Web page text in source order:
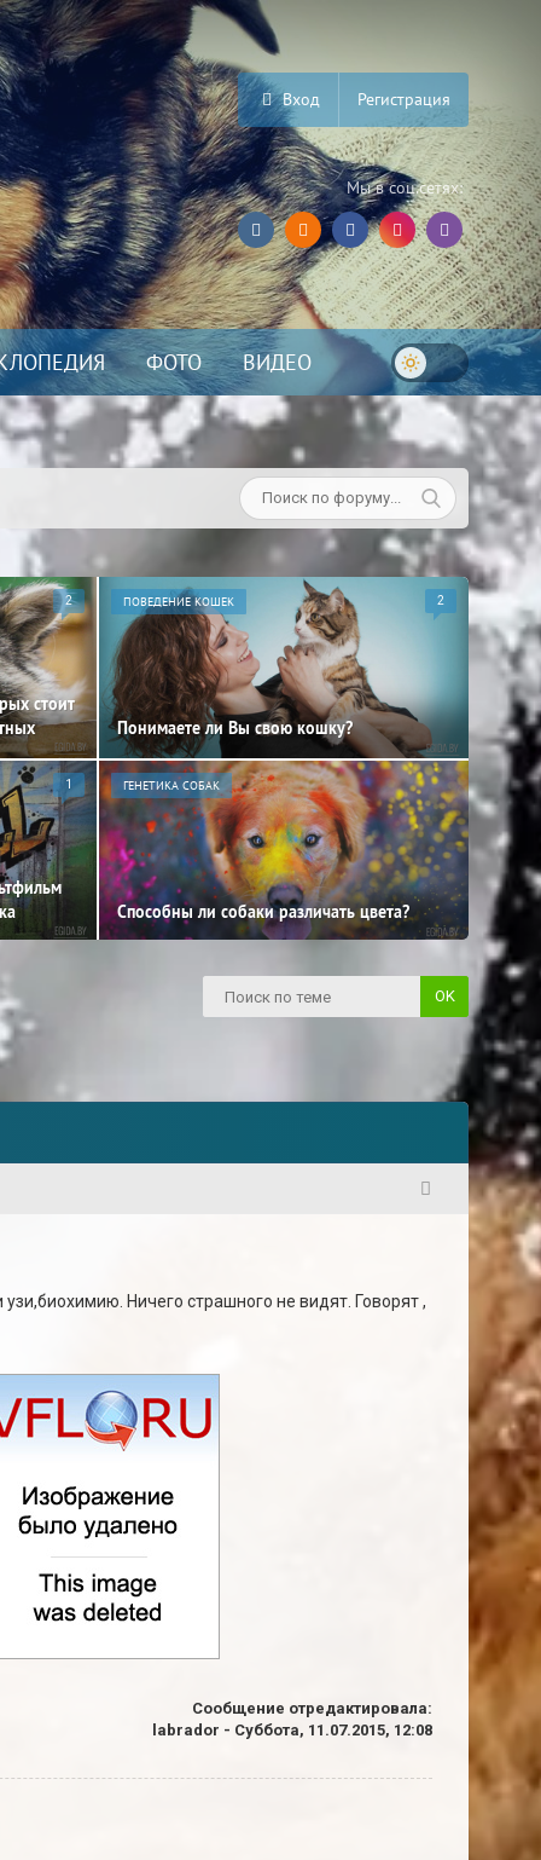
Вход Регистрация
Мы в соц.сетях:
ФОТО ВИДЕО
2
стоит
ПОВЕДЕНИЕ КОШЕК 2
Понимаете ли Вы свою кошку?
1 ГЕНЕТИКА СОБАК
Способны ли собаки различать цвета?
Ничего страшного не видят. Говорят ,
Сообщение отредактировала:
labrador - Суббота, 11.07.2015, 12:08